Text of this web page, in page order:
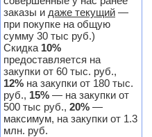
заказы и даже текущий —
при покупке на общую
сумму 30 тыс руб.)
Скидка 10%
предоставляется на
закупки от 60 тыс. руб.,
12% на закупки от 180 тыс.
руб., 15% — на закупки от
500 тыс руб., 20% —
максимум, на закупки от 1.3
млн. руб.